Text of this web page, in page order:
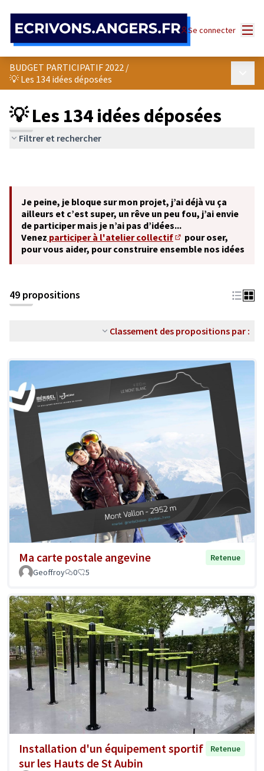
Se connecter
BUDGET PARTICIPATIF 2022 /
💡 Les 134 idées déposées
💡 Les 134 idées déposées
Filtrer et rechercher
Je peine, je bloque sur mon projet, j’ai déjà vu ça
ailleurs et c’est super, un rêve un peu fou, j’ai envie
de participer mais je n’ai pas d’idées...
Venez participer à l'atelier collectif
(S'ouvre dans un
pour oser,
pour vous aider, pour construire ensemble nos idées
49 propositions
Classement des propositions par :
Ma carte postale angevine
Retenue
Geoffroy
0 5
Installation d'un équipement sportif
sur les Hauts de St Aubin
Retenue